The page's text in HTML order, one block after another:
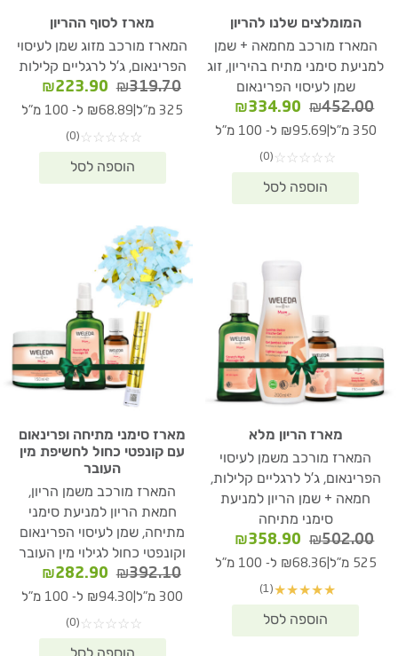
המומלצים שלנו להריון
המארז מורכב מחמאה + שמן
למניעת סימני מתיח בהיריון, זוג
שמן לעיסוי הפרינאום
₪452.00
המחיר
המקורי
₪452.00.
₪334.90
המחיר
הנוכחי
350 מ"ל ₪95.69 ל- 100 מ"ל
☆
☆
☆
☆
☆
(0)
מארז לסוף ההריון
המארז מורכב מזוג שמן לעיסוי
הפרינאום, ג'ל לרגליים קלילות
₪319.70
המחיר
המקורי
₪319.70.
₪223.90
הנוכחי
325 מ"ל ₪68.89 ל- 100 מ"ל
☆
☆
☆
☆
☆
(0)
מארז הריון מלא
המארז מורכב משמן לעיסוי
הפרינאום, ג'ל לרגליים קלילות,
חמאה + שמן הריון למניעת
סימני מתיחה
₪502.00
המחיר
המקורי
₪502.00.
₪358.90
המחיר
הנוכחי
₪358.90.
525 מ"ל ₪68.36 ל- 100 מ"ל
★
★
★
★
★
(1)
מארז סימני מתיחה ופרינאום
עם קונפטי כחול לחשיפת מין
העובר
המארז מורכב משמן הריון,
חמאת הריון למניעת סימני
מתיחה, שמן לעיסוי הפרינאום
וקונפטי כחול לגילוי מין העובר
₪392.10
המחיר
המקורי
₪392.10.
₪282.90
הנוכחי
300 מ"ל ₪94.30 ל- 100 מ"ל
☆
☆
☆
☆
☆
(0)